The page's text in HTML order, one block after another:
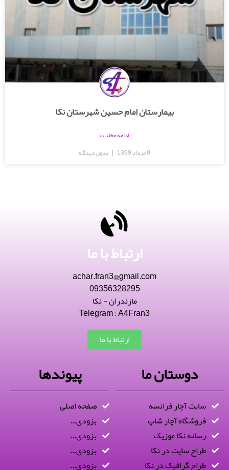
بیمارستان امام حسین شهرستان نکا
ادامه مطلب »
9 مرداد 1399
بدون دیدگاه
ارتباط با ما
achar.fran3@gmail.com
09356328295
مازندران - نکا
Telegram : A4Fran3
ارتباط با ما
دوستان ما
سایت آچار فرانسه
فروشگاه آچار شاپ
رسانه نکا موزیک
طراح سایت در نکا
طراح گرافیک در نکا
پیوندها
صفحه اصلی
بزودی...
بزودی...
بزودی...
بزودی...